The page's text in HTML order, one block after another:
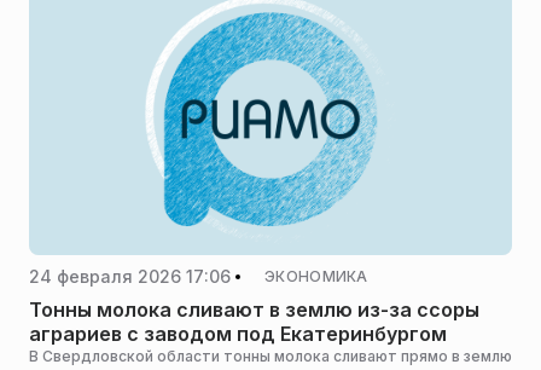
дольщиками и девелоперами. Однако не стоит сильно
обольщаться, стандарт не является обязательным для всех,
заявила РИАМО адвокат, представитель ЖСК «Пархоменко»
Динара Алилова.
24 февраля 2026 17:06 ЭКОНОМИКА
Тонны молока сливают в землю из-за ссоры
аграриев с заводом под Екатеринбургом
В Свердловской области тонны молока сливают прямо в землю